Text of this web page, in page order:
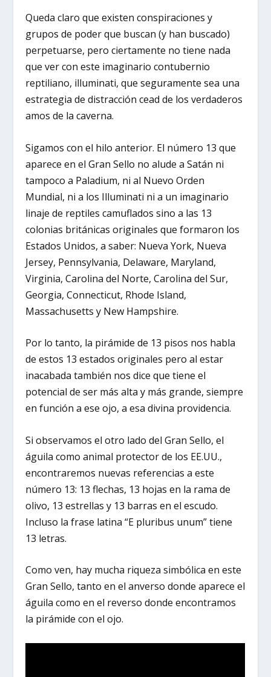
Queda claro que existen conspiraciones y
grupos de poder que buscan (y han buscado)
perpetuarse, pero ciertamente no tiene nada
que ver con este imaginario contubernio
reptiliano, illuminati, que seguramente sea una
estrategia de distracción cead de los verdaderos
amos de la caverna.
Sigamos con el hilo anterior. El número 13 que
aparece en el Gran Sello no alude a Satán ni
tampoco a Paladium, ni al Nuevo Orden
Mundial, ni a los Illuminati ni a un imaginario
linaje de reptiles camuflados sino a las 13
colonias británicas originales que formaron los
Estados Unidos, a saber: Nueva York, Nueva
Jersey, Pennsylvania, Delaware, Maryland,
Virginia, Carolina del Norte, Carolina del Sur,
Georgia, Connecticut, Rhode Island,
Massachusetts y New Hampshire.
Por lo tanto, la pirámide de 13 pisos nos habla
de estos 13 estados originales pero al estar
inacabada también nos dice que tiene el
potencial de ser más alta y más grande, siempre
en función a ese ojo, a esa divina providencia.
Si observamos el otro lado del Gran Sello, el
águila como animal protector de los EE.UU.,
encontraremos nuevas referencias a este
número 13: 13 flechas, 13 hojas en la rama de
olivo, 13 estrellas y 13 barras en el escudo.
Incluso la frase latina “E pluribus unum” tiene
13 letras.
Como ven, hay mucha riqueza simbólica en este
Gran Sello, tanto en el anverso donde aparece el
águila como en el reverso donde encontramos
la pirámide con el ojo.